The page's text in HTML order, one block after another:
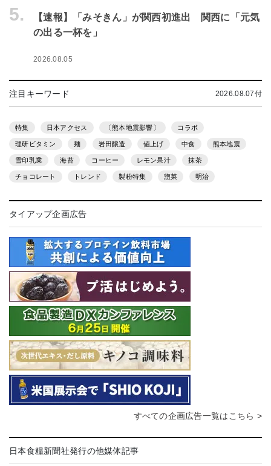
5.
【速報】「みそきん」が関西初進出 関西に「元気
の出る一杯を」
2026.08.05
注目キーワード 2026.08.07付
特集 日本アクセス 〔熊本地震影響〕 コラボ
理研ビタミン 麺 岩田醸造 値上げ 中食 熊本地震
雪印乳業 海苔 コーヒー レモン果汁 抹茶
チョコレート トレンド 製粉特集 惣菜 明治
タイアップ企画広告
すべての企画広告一覧はこちら >
日本食糧新聞社発行の他媒体記事